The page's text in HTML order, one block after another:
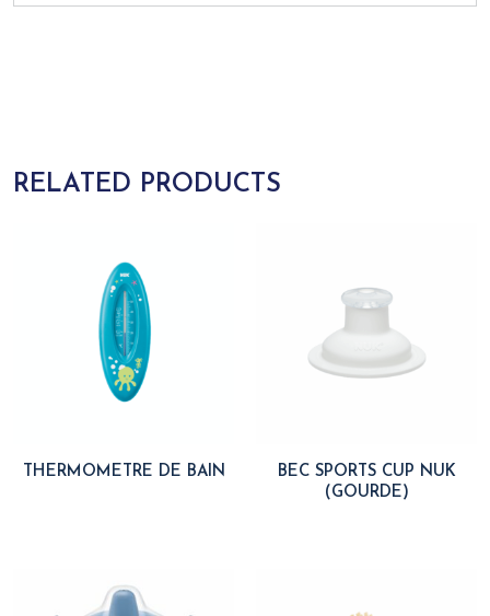
RELATED PRODUCTS
THERMOMETRE DE BAIN
BEC SPORTS CUP NUK
(GOURDE)